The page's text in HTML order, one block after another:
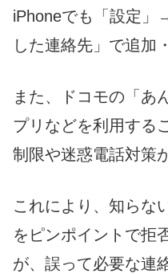
iPhoneでも「設定
した連絡先」で追加
また、ドコモの「あ
プリなどを利用する
制限や迷惑電話対策
これにより、知らな
をピンポイントで拒
が、誤って必要な連